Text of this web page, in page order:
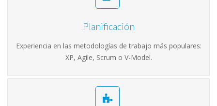
Planificación
Experiencia en las metodologías de trabajo más populares:
XP, Agile, Scrum o V-Model.